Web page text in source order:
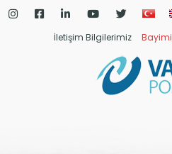
İletişim Bilgilerimiz